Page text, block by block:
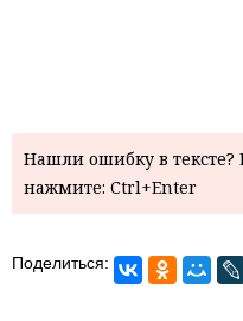
Нашли ошибку в
нажмите: Ctrl+Enter
Поделиться: